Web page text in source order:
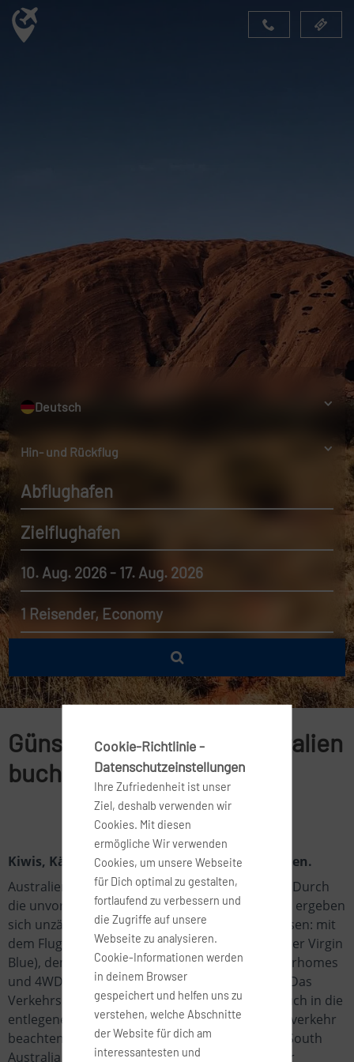
Deutsch
Hin- und Rückflug
Abflughafen
Zielflughafen
10. Aug. 2026 - 17. Aug. 2026
1 Reisender, Economy
Günstige Flüge nach Australien
buchen
Kiwis, Kängurus, Koalas, Kakadus und Korallen.
Australien – ein Ziel am anderen Ende der Welt. Durch
die unvorstellbare Größe und Weite Australiens ergeben
sich unzählige Möglichkeiten, das Land zu bereisen: mit
dem Flugzeug (z.B. mit Airpässen von Qantas oder Virgin
Blue), dem Zug, geführten Busrundreisen, Motorhomes
und 4WD-Allradcamper sowie dem Mietwagen. Das
Verkehrsnetz ist gut ausgebaut, so dass man auch in die
entlegenen Ecken des Kontinents gelangt (Linksverkehr
beachten). Ob Western Australia mit Brisbane, South
Australia mit Adelaide, New South Wales mit der
Cookie-Richtlinie -
Datenschutzeinstellungen
Ihre Zufriedenheit ist unser
Ziel, deshalb verwenden wir
Cookies. Mit diesen
ermögliche Wir verwenden
Cookies, um unsere Webseite
für Dich optimal zu gestalten,
fortlaufend zu verbessern und
die Zugriffe auf unsere
Webseite zu analysieren.
Cookie-Informationen werden
in deinem Browser
gespeichert und helfen uns zu
verstehen, welche Abschnitte
der Website für dich am
interessantesten und